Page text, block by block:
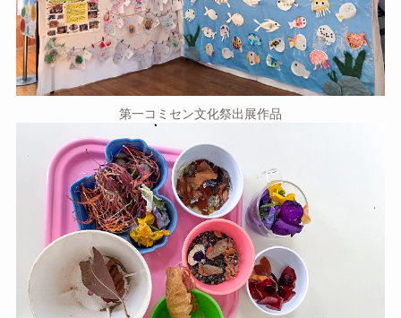
第一コミセン文化祭出展作品